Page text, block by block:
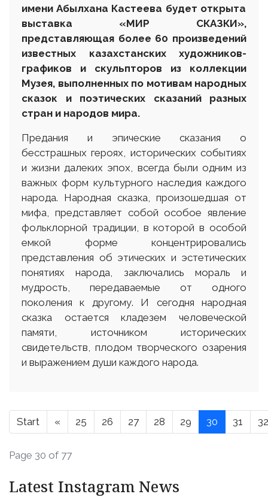
имени Абылхана Кастеева будет открыта
выставка «МИР СКАЗКИ»,
представляющая более 60 произведений
известных казахстанских художников-
графиков и скульпторов из коллекции
Музея, выполненных по мотивам народных
сказок и поэтических сказаний разных
стран и народов мира.
Предания и эпические сказания о
бесстрашных героях, исторических событиях
и жизни далеких эпох, всегда были одним из
важных форм культурного наследия каждого
народа. Народная сказка, произошедшая от
мифа, представляет собой особое явление
фольклорной традиции, в которой в особой
емкой форме концентрировались
представления об этических и эстетических
понятиях народа, заключались мораль и
мудрость, передаваемые от одного
поколения к другому. И сегодня народная
сказка остается кладезем человеческой
памяти, источником исторических
свидетельств, плодом творческого озарения
и выражением души каждого народа.
Start « 25 26 27 28 29 30 31 32
Page 30 of 77
Latest Instagram News